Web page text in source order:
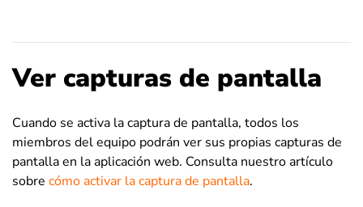
Ver capturas de pantalla
Cuando se activa la captura de pantalla, todos los
miembros del equipo podrán ver sus propias capturas de
pantalla en la aplicación web. Consulta nuestro artículo
sobre cómo activar la captura de pantalla.